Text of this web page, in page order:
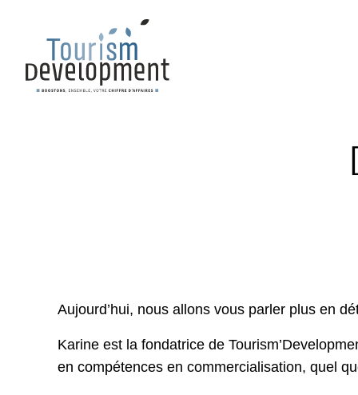
Aujourd’hui, nous allons vous parler plus en
Karine est la fondatrice de
en compétences en commercialisation, quel